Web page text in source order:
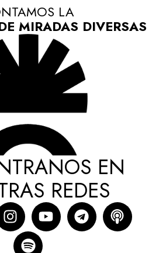
LA
MIRADAS DIVERSAS
EN
REDES